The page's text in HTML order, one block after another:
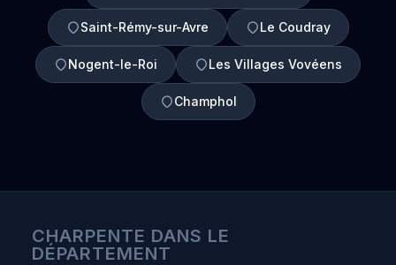
Saint-Rémy-sur-Avre Le Coudray
Nogent-le-Roi Les Villages Vovéens
Champhol
CHARPENTE DANS LE
DÉPARTEMENT